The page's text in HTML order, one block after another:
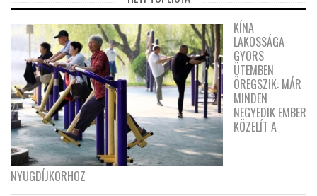
KÍNA
LAKOSSÁGA
GYORS
ÜTEMBEN
ÖREGSZIK: MÁR
MINDEN
NEGYEDIK EMBER
KÖZELÍT A
NYUGDÍJKORHOZ